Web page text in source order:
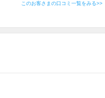
このお客さまの口コミ一覧をみる>>